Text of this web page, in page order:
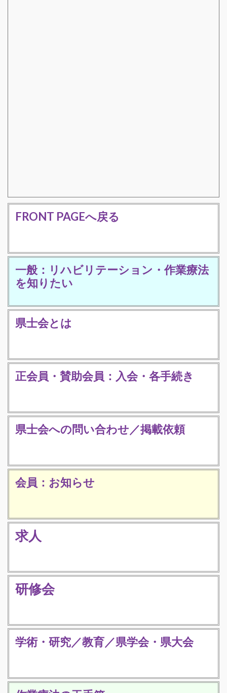
FRONT PAGEへ戻る
一般：リハビリテーション・作業療法
を知りたい
県士会とは
正会員・賛助会員：入会・各手続き
県士会への問い合わせ／掲載依頼
会員：お知らせ
求人
研修会
学術・研究／教育／県学会・県大会